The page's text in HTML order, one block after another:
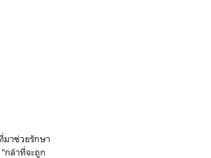
มาช่วยรักษา
กล้าที่จะถูก